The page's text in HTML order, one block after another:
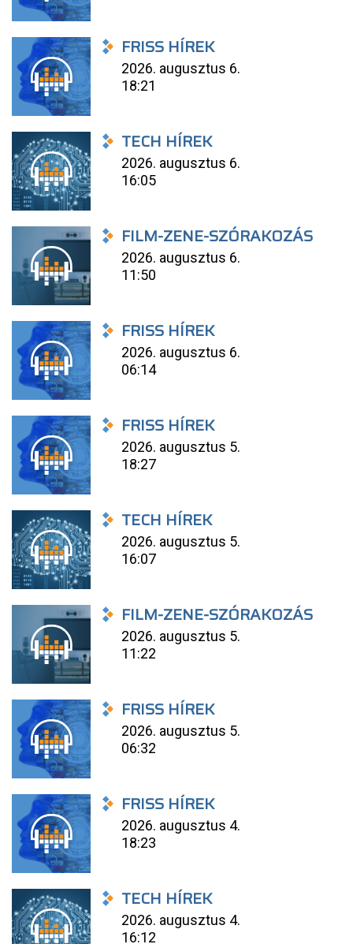
FRISS HÍREK
2026. augusztus 6.
18:21
TECH HÍREK
2026. augusztus 6.
16:05
FILM-ZENE-SZÓRAKOZÁS
2026. augusztus 6.
11:50
FRISS HÍREK
2026. augusztus 6.
06:14
FRISS HÍREK
2026. augusztus 5.
18:27
TECH HÍREK
2026. augusztus 5.
16:07
FILM-ZENE-SZÓRAKOZÁS
2026. augusztus 5.
11:22
FRISS HÍREK
2026. augusztus 5.
06:32
FRISS HÍREK
2026. augusztus 4.
18:23
TECH HÍREK
2026. augusztus 4.
16:12